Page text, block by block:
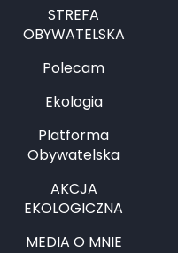
STREFA
OBYWATELSKA
Polecam
Ekologia
Platforma
Obywatelska
AKCJA
EKOLOGICZNA
MEDIA O MNIE